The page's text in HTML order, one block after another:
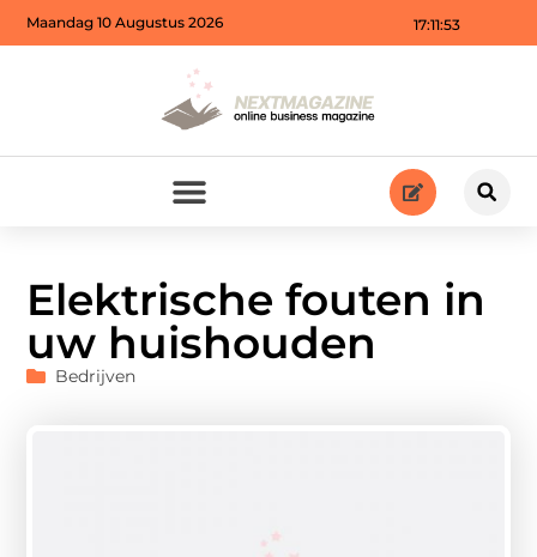
17:11:55
Maandag 10 Augustus 2026
Elektrische fouten in
uw huishouden
Bedrijven